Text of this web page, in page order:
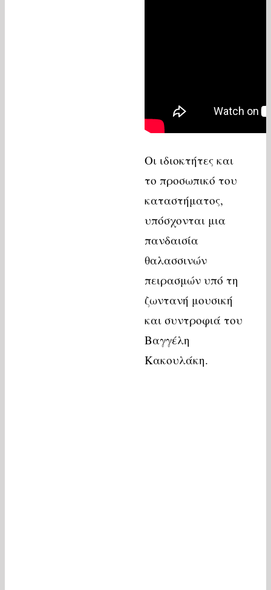
Οι ιδιοκτήτες και
το προσωπικό του
καταστήματος,
υπόσχονται μια
πανδαισία
θαλασσινών
πειρασμών υπό τη
ζωντανή μουσική
και συντροφιά του
Βαγγέλη
Κακουλάκη.